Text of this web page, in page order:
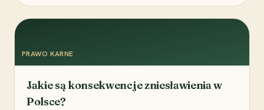
PRAWO KARNE
Jakie są konsekwencje zniesławienia w
Polsce?